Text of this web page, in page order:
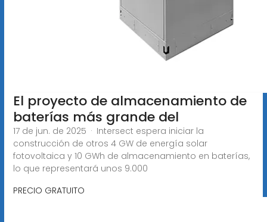
El proyecto de almacenamiento de
baterías más grande del
17 de jun. de 2025 · Intersect espera iniciar la
construcción de otros 4 GW de energía solar
fotovoltaica y 10 GWh de almacenamiento en baterías,
lo que representará unos 9.000
PRECIO GRATUITO